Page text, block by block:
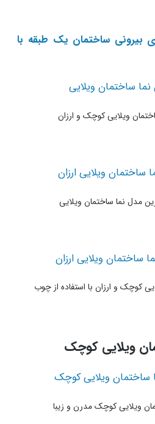
بیرونی ساختمان یک طبقه با
ویلایی کوچک و ارزان
مدل نما ساختمان ویلایی
کوچک و ارزان با استفاده از چوب
ویلایی کوچک
ویلایی کوچک مدرن و زیبا